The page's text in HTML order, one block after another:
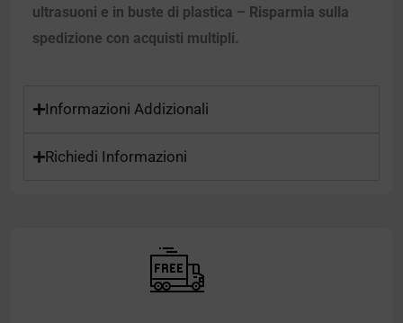
ultrasuoni e in buste di plastica – Risparmia sulla
spedizione con acquisti multipli.
Informazioni Addizionali
Richiedi Informazioni